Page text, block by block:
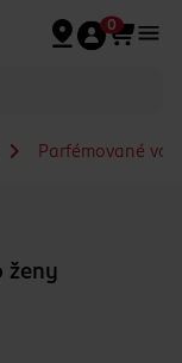
0
Parfémované
ženy